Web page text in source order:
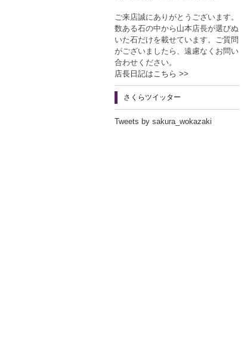
ご来店誠にありがとうございます。
数ある石の中から山本店長が選びぬ
いた石だけを載せています。ご質問
がございましたら、遠慮なくお問い
合わせください。
店長日記はこちら >>
さくらツイッター
Tweets by sakura_wokazaki